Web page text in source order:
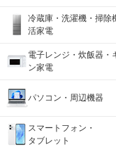
冷蔵庫・洗濯機・掃除
活家電
電子レンジ・炊飯器・
ン家電
パソコン・周辺機器
スマートフォン・
タブレット